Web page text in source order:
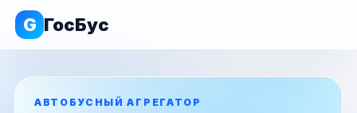
G ГосБус
АВТОБУСНЫЙ АГРЕГАТОР